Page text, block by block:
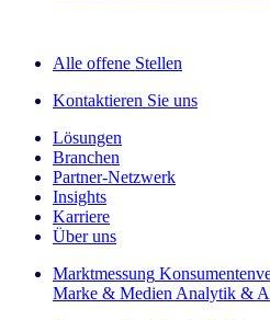
Alle offene Stellen
Kontaktieren Sie uns
Lösungen
Branchen
Partner-Netzwerk
Insights
Karriere
Über uns
Marktmessung
Marke & Medien Analytik &